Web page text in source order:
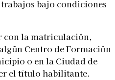
bajo condiciones
con la matriculación,
Centro de Formación
o en la Ciudad de
el título habilitante.